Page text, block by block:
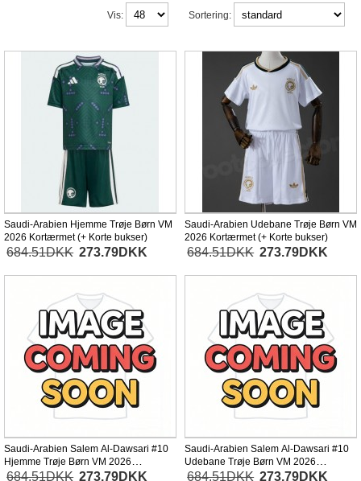
Sortering:
Vis:
Saudi-Arabien Hjemme Trøje Børn VM
2026 Kortærmet (+ Korte bukser)
684.51DKK 273.79DKK
Saudi-Arabien Udebane Trøje Børn VM
2026 Kortærmet (+ Korte bukser)
684.51DKK 273.79DKK
Saudi-Arabien Salem Al-Dawsari #10
Hjemme Trøje Børn VM 2026
Kortærmet (+ Korte bukser)
684.51DKK 273.79DKK
Saudi-Arabien Salem Al-Dawsari #10
Udebane Trøje Børn VM 2026
Kortærmet (+ Korte bukser)
684.51DKK 273.79DKK